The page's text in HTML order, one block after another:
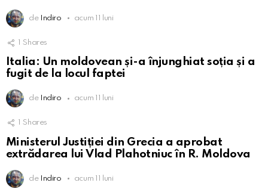
de Indiro acum 11 luni
1 Shares
Italia: Un moldovean și-a înjunghiat soția și a
fugit de la locul faptei
de Indiro acum 11 luni
Shares
Ministerul Justiției din Grecia a aprobat
extrădarea lui Vlad Plahotniuc în R. Moldova
de Indiro acum 11 luni